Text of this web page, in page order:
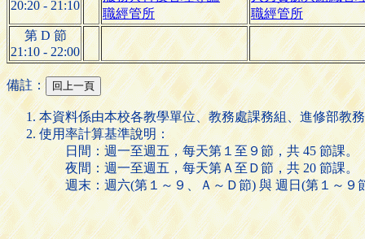
20:20 - 21:10
職經管所
職經管所
第 D 節
21:10 - 22:00
備註：
本資料係由本校各教學單位、教務處課務組、進修部教
使用率計算基準說明：
日間：週一至週五，每天第１至９節，共 45 節課。
夜間：週一至週五，每天第Ａ至Ｄ節，共 20 節課。
週末：週六(第１～９、Ａ～Ｄ節) 與 週日(第１～９